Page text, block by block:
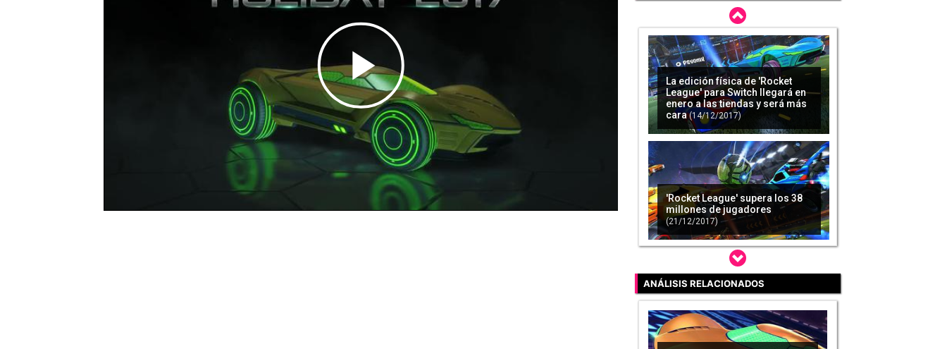
Play
Video
La edición física de 'Rocket
League' para Switch llegará en
enero a las tiendas y será más
cara (14/12/2017)
'Rocket League' supera los 38
millones de jugadores
(21/12/2017)
'Rocket League' permitirá hacer
equipos con jugadores de
diferentes plataformas en 2018
(23/01/2018)
ANÁLISIS RELACIONADOS